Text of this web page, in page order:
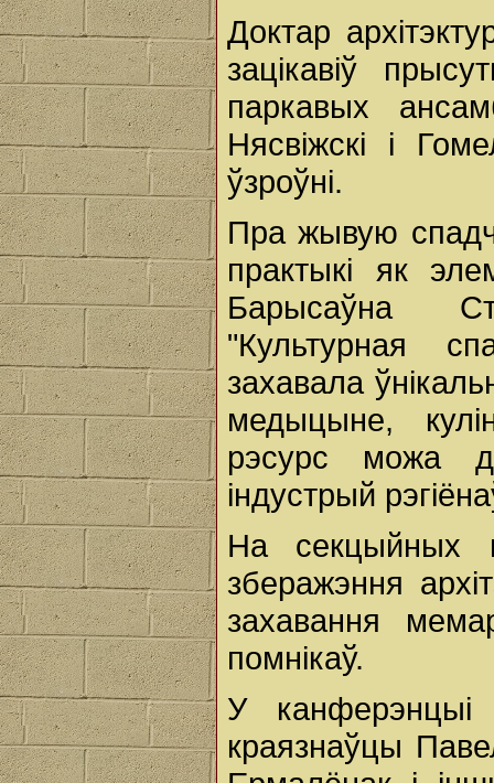
Доктар
зацікавіў
паркавых
Нясвіжскі і
ўзроўні.
Пра жывую
практыкі як
Барысаўна
"Культурная
захавала
медыцыне,
рэсурс можа
індустрый
На секцыйных
зберажэння
захавання
помнікаў.
У канферэнцыі
краязнаўцы